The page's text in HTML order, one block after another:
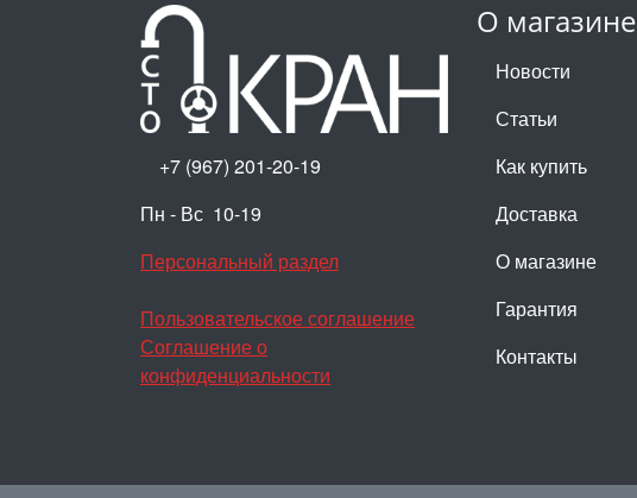
О магазине
Новости
Статьи
Как купить
Доставка
О магазине
Гарантия
Контакты
+7 (967) 201-20-19
Пн - Вс 10-19
Персональный раздел
Пользовательское соглашение
Соглашение о
конфиденциальности